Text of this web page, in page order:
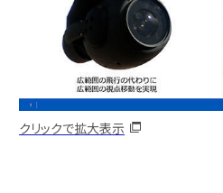
クリックで拡大表示